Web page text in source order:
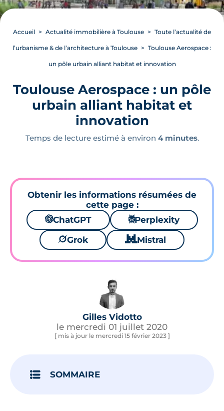
Accueil Actualité immobilière à Toulouse Toute l’actualité de
l’urbanisme & de l’architecture à Toulouse Toulouse Aerospace :
un pôle urbain alliant habitat et innovation
Toulouse Aerospace : un pôle
urbain alliant habitat et
innovation
Temps de lecture estimé à environ 4 minutes.
Obtenir les informations résumées de
cette page :
🌌ChatGPT ⚙Perplexity
🪐Grok 🐱 Mistral
Gilles Vidotto
le mercredi 01 juillet 2020
[ mis à jour le mercredi 15 février 2023 ]
SOMMAIRE